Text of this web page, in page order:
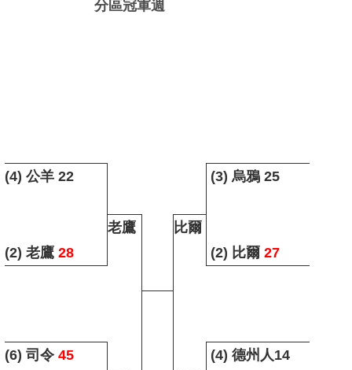
分區冠軍週
(4) 公羊 22 (3) 烏鴉 25
老鷹
比爾
(2) 老鷹 28 (2) 比爾 27
(6) 司令 45 (4) 德州人14